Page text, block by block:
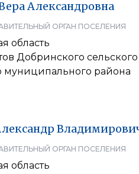
Александровна
ОРГАН ПОСЕЛЕНИЯ
область
Добринского
муниципального района
ОРГАН ПОСЕЛЕНИЯ
область